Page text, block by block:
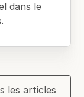
dans le
les articles